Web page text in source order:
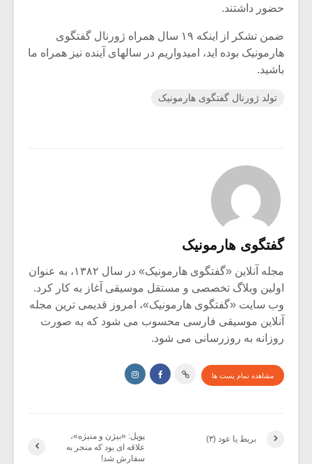
حضور داشتند.
ضمن تشکر از اینکه ۱۹ سال همراه ژورنال گفتگوی
هارمونیک بوده اید، امیدواریم در سالهای آینده نیز همراه ما
باشید.
تولد ژورنال گفتگوی هارمونیک
گفتگوی هارمونیک
مجله آنلاین «گفتگوی هارمونیک» در سال ۱۳۸۲، به عنوان
اولین وبلاگ تخصصی و مستقل موسیقی آغاز به کار کرد.
وب سایت «گفتگوی هارمونیک»، امروز قدیمی ترین مجله
آنلاین موسیقی فارسی محسوب می شود که به صورت
روزانه به روزرسانی می شود.
مشاهده تمام پست ها
پوپل: «بیژن و منیژه»،
علاقه ای بود که منجر به
سفارش شد!
بربط یا عود (۳)